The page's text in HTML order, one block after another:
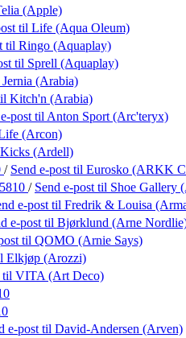
(Apple)
til Life (Aqua Oleum)
til Ringo (Aquaplay)
til Sprell (Aquaplay)
(Arabia)
Kitch'n (Arabia)
post til Anton Sport (Arc'teryx)
(Arcon)
(Ardell)
/ Send e-post til Eurosko (ARKK
/ Send e-post til Shoe Gallery
e-post til Fredrik & Louisa
e-post til Bjørklund (Arne
til QOMO (Arnie Says)
Elkjøp (Arozzi)
til VITA (Art Deco)
e-post til David-Andersen (Arven)